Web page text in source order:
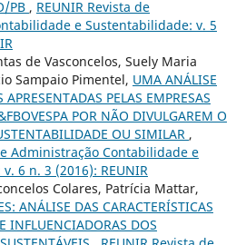
PB , REUNIR Revista de
e Sustentabilidade: v. 5
de Vasconcelos, Suely Maria
Sampaio Pimentel, UMA ANÁLISE
APRESENTADAS PELAS EMPRESAS
POR NÃO DIVULGAREM O
OU SIMILAR ,
Administração Contabilidade e
6 n. 3 (2016): REUNIR
Colares, Patrícia Mattar,
ANÁLISE DAS CARACTERÍSTICAS
INFLUENCIADORAS DOS